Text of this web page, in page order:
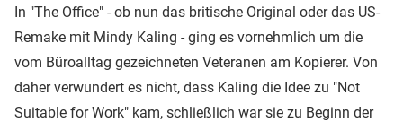
In "The Office" - ob nun das britische Original oder das US-
Remake mit Mindy Kaling - ging es vornehmlich um die
vom Büroalltag gezeichneten Veteranen am Kopierer. Von
daher verwundert es nicht, dass Kaling die Idee zu "Not
Suitable for Work" kam, schließlich war sie zu Beginn der